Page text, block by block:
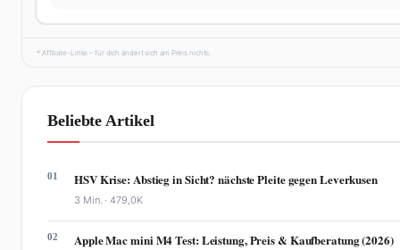
* Affiliate-Links – für dich ändert sich am Preis nichts.
Beliebte Artikel
01 HSV Krise: Abstieg in Sicht? nächste Pleite gegen Leverkusen
3 Min. ·479,0K
02 Apple Mac mini M4 Test: Leistung, Preis & Kaufberatung (2026)